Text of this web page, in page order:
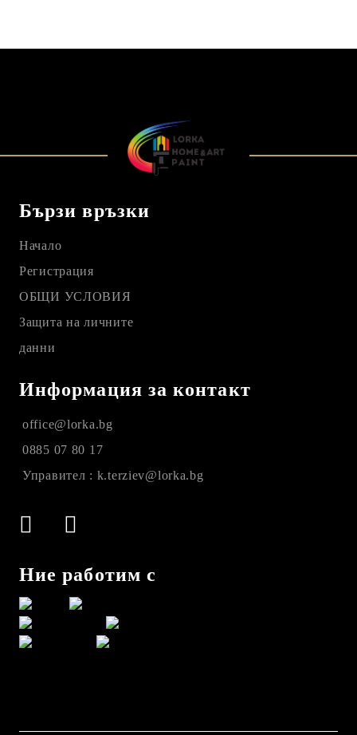
Бързи връзки
Начало
Регистрация
ОБЩИ УСЛОВИЯ
Защита на личните
данни
Информация за контакт
office@lorka.bg
0885 07 80 17
Управител : k.terziev@lorka.bg
Ние работим с